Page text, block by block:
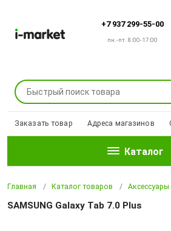
+7 937 299-55-00
пн.-пт. 8:00-17:00
Заказать товар Адреса магазинов
Каталог
Главная Каталог товаров
SAMSUNG Galaxy Tab 7.0 Plus